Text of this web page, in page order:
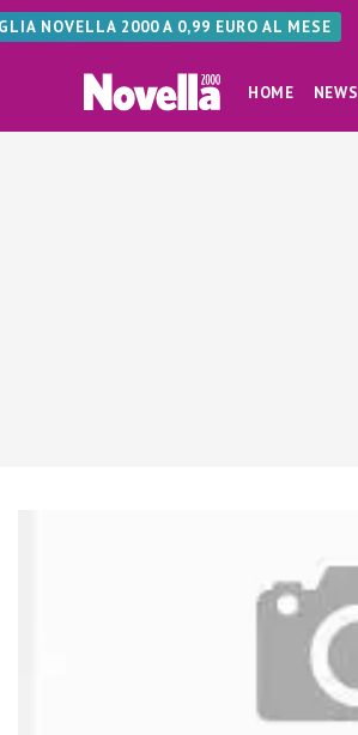
NOVELLA 2000 A 0,99 EURO AL MESE
HOME NEWS